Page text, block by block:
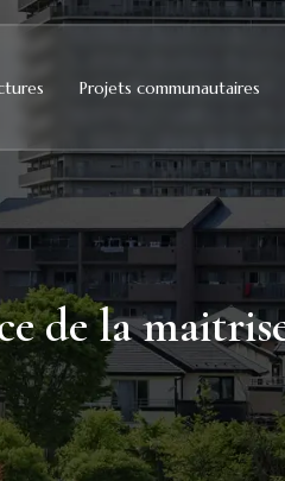
Projets communautaires
de la